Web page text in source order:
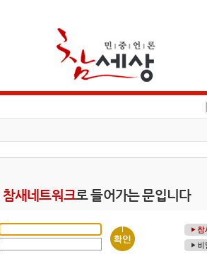
참새네트워크로 들어가는 문입니다